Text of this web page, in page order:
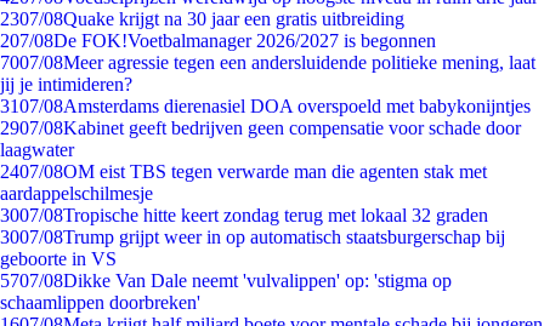
2307/08Quake krijgt na 30 jaar een gratis uitbreiding
207/08De FOK!Voetbalmanager 2026/2027 is begonnen
7007/08Meer agressie tegen een andersluidende politieke mening, laat
jij je intimideren?
3107/08Amsterdams dierenasiel DOA overspoeld met babykonijntjes
2907/08Kabinet geeft bedrijven geen compensatie voor schade door
laagwater
2407/08OM eist TBS tegen verwarde man die agenten stak met
aardappelschilmesje
3007/08Tropische hitte keert zondag terug met lokaal 32 graden
3007/08Trump grijpt weer in op automatisch staatsburgerschap bij
geboorte in VS
5707/08Dikke Van Dale neemt 'vulvalippen' op: 'stigma op
schaamlippen doorbreken'